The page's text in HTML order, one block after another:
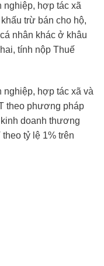
nghiệp, hợp tác xã
trừ bán cho hộ,
nhân khác ở khâu
tính nộp Thuế
hợp tác xã và
theo phương pháp
doanh thương
tỷ lệ 1% trên